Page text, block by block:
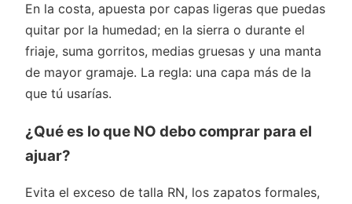
En la costa, apuesta por capas ligeras que puedas
quitar por la humedad; en la sierra o durante el
friaje, suma gorritos, medias gruesas y una manta
de mayor gramaje. La regla: una capa más de la
que tú usarías.
¿Qué es lo que NO debo comprar para el
ajuar?
Evita el exceso de talla RN, los zapatos formales,